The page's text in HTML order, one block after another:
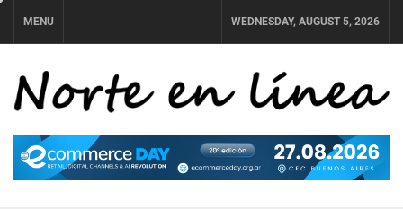
Skip
to
content
MENU WEDNESDAY, AUGUST 5, 2026
NORTE EN LÍNEA